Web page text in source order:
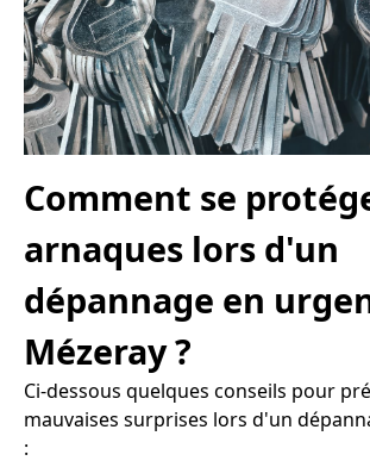
Comment se
arnaques lors d'un
dépannage en
Mézeray ?
Ci-dessous quelques conseils pour
mauvaises surprises lors d'un
: